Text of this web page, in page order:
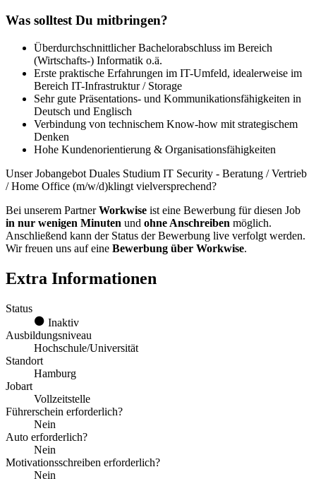
Was solltest Du mitbringen?
Überdurchschnittlicher Bachelorabschluss im Bereich
(Wirtschafts-) Informatik o.ä.
Erste praktische Erfahrungen im IT-Umfeld, idealerweise im
Bereich IT-Infrastruktur / Storage
Sehr gute Präsentations- und Kommunikationsfähigkeiten in
Deutsch und Englisch
Verbindung von technischem Know-how mit strategischem
Denken
Hohe Kundenorientierung & Organisationsfähigkeiten
Unser Jobangebot Duales Studium IT Security - Beratung / Vertrieb
/ Home Office (m/w/d)klingt vielversprechend?
Bei unserem PartnerWorkwise ist eine Bewerbung für diesen Job
in nur wenigen Minuten und ohne Anschreiben möglich.
Anschließend kann der Status der Bewerbung live verfolgt werden.
Wir freuen uns auf eine Bewerbung über Workwise.
Extra Informationen
Status
Inaktiv
Ausbildungsniveau
Hochschule/Universität
Standort
Hamburg
Jobart
Vollzeitstelle
Führerschein erforderlich?
Nein
Auto erforderlich?
Nein
Motivationsschreiben erforderlich?
Nein